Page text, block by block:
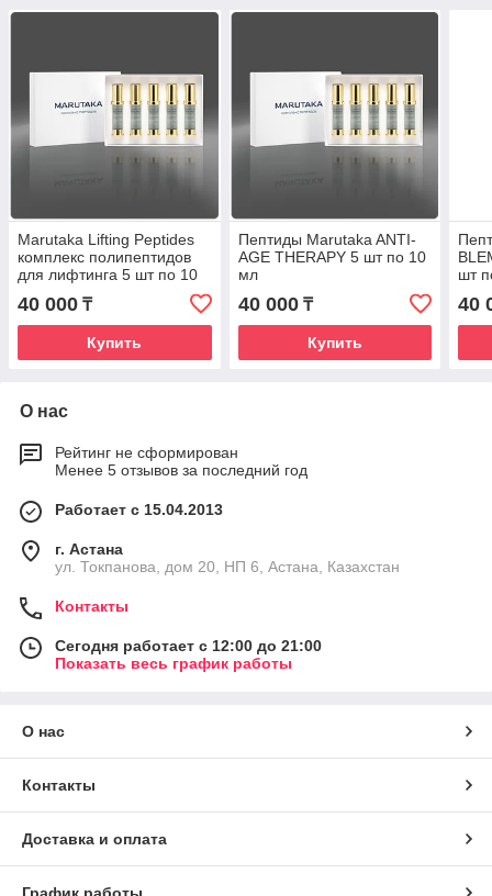
Marutaka Lifting Peptides
комплекс полипептидов
для лифтинга 5 шт по 10
40 000 ₸
Купить
Пептиды Marutaka ANTI-
AGE THERAPY 5 шт по 10
мл
40 000₸
Купить
шт
40
О нас
Рейтинг не сформирован
Менее 5 отзывов за последний год
Работает с 15.04.2013
г. Астана
ул. Токпанова, дом 20, НП 6, Астана, Казахстан
Контакты
Сегодня работает с 12:00 до 21:00
Показать весь график работы
О нас
Контакты
Доставка и оплата